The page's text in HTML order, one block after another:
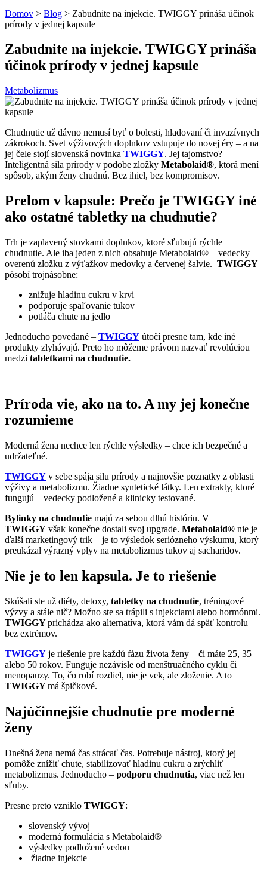
Domov > Blog > Zabudnite na injekcie. TWIGGY prináša účinok
prírody v jednej kapsule
Zabudnite na injekcie. TWIGGY prináša
účinok prírody v jednej kapsule
Metabolizmus
Chudnutie už dávno nemusí byť o bolesti, hladovaní či invazívnych
zákrokoch. Svet výživových doplnkov vstupuje do novej éry – a na
jej čele stojí slovenská novinka TWIGGY. Jej tajomstvo?
Inteligentná sila prírody v podobe zložky Metabolaid®, ktorá mení
spôsob, akým ženy chudnú. Bez ihiel, bez kompromisov.
Prelom v kapsule: Prečo je TWIGGY iné
ako ostatné tabletky na chudnutie?
Trh je zaplavený stovkami doplnkov, ktoré sľubujú rýchle
chudnutie. Ale iba jeden z nich obsahuje Metabolaid® – vedecky
overenú zložku z výťažkov medovky a červenej šalvie. TWIGGY
pôsobí trojnásobne:
znižuje hladinu cukru v krvi
podporuje spaľovanie tukov
potláča chute na jedlo
Jednoducho povedané – TWIGGY útočí presne tam, kde iné
produkty zlyhávajú. Preto ho môžeme právom nazvať revolúciou
medzi tabletkami na chudnutie.
Príroda vie, ako na to. A my jej konečne
rozumieme
Moderná žena nechce len rýchle výsledky – chce ich bezpečné a
udržateľné.
TWIGGY v sebe spája silu prírody a najnovšie poznatky z oblasti
výživy a metabolizmu. Žiadne syntetické látky. Len extrakty, ktoré
fungujú – vedecky podložené a klinicky testované.
Bylinky na chudnutie majú za sebou dlhú históriu. V
TWIGGY však konečne dostali svoj upgrade. Metabolaid® nie je
ďalší marketingový trik – je to výsledok seriózneho výskumu, ktorý
preukázal výrazný vplyv na metabolizmus tukov aj sacharidov.
Nie je to len kapsula. Je to riešenie
Skúšali ste už diéty, detoxy, tabletky na chudnutie, tréningové
výzvy a stále nič? Možno ste sa trápili s injekciami alebo hormónmi.
TWIGGYprichádza ako alternatíva, ktorá vám dá späť kontrolu –
bez extrémov.
TWIGGY je riešenie pre každú fázu života ženy – či máte 25, 35
alebo 50 rokov. Funguje nezávisle od menštruačného cyklu či
menopauzy. To, čo robí rozdiel, nie je vek, ale zloženie. A to
TWIGGYmá špičkové.
Najúčinnejšie chudnutie pre moderné
ženy
Dnešná žena nemá čas strácať čas. Potrebuje nástroj, ktorý jej
pomôže znížiť chute, stabilizovať hladinu cukru a zrýchliť
metabolizmus. Jednoducho – podporu chudnutia, viac než len
sľuby.
Presne preto vzniklo TWIGGY:
slovenský vývoj
moderná formulácia s Metabolaid®
výsledky podložené vedou
žiadne injekcie